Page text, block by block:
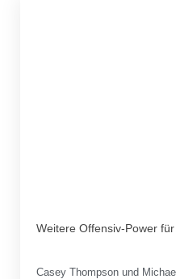
Weitere Offensiv-Power
Casey Thompson und